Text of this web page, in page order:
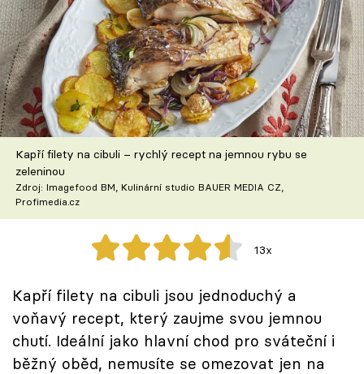
TV Program
Škola vaření
Recepty z TV
Speciál: Cuketa
Těhotnej kuchař
Sledujte prima+
Přihlášení
Sledujte nás
Kapří filety na cibuli – rychlý recept na jemnou rybu se
zeleninou
Zdroj: Imagefood BM, Kulinární studio BAUER MEDIA CZ,
Profimedia.cz
13x
Kapří filety na cibuli jsou jednoduchý a
voňavý recept, který zaujme svou jemnou
chutí. Ideální jako hlavní chod pro sváteční i
běžný oběd, nemusíte se omezovat jen na